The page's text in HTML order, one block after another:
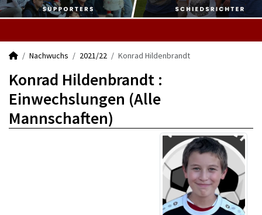
Nachwuchs 2021/22 Konrad Hildenbrandt
Konrad Hildenbrandt :
Einwechslungen (Alle
Mannschaften)